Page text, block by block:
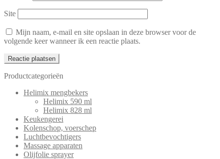
Site
Mijn naam, e-mail en site opslaan in deze browser voor de
volgende keer wanneer ik een reactie plaats.
Productcategorieën
Helimix mengbekers
Helimix 590 ml
Helimix 828 ml
Keukengerei
Kolenschop, voerschep
Luchtbevochtigers
Massage apparaten
Olijfolie sprayer